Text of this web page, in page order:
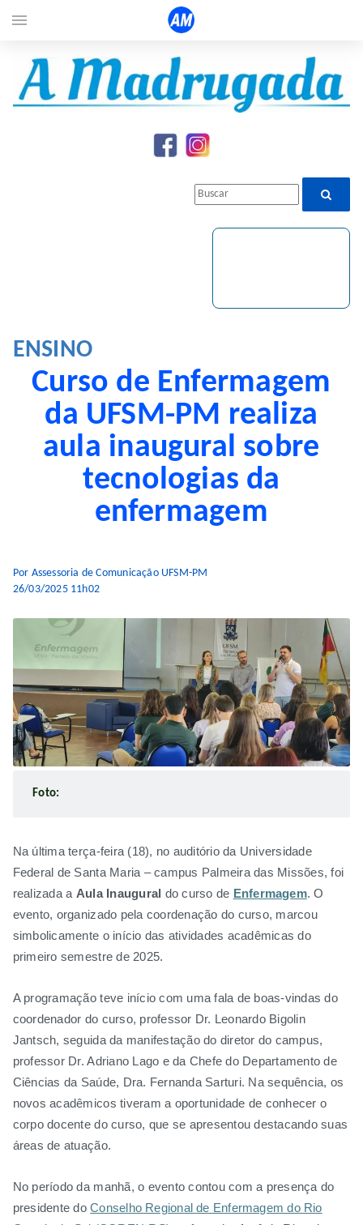
ENSINO
Curso de Enfermagem
da UFSM-PM realiza
aula inaugural sobre
tecnologias da
enfermagem
Por Assessoria de Comunicação UFSM-PM
26/03/2025 11h02
Foto:
Na última terça-feira (18), no auditório da Universidade
Federal de Santa Maria – campus Palmeira das Missões, foi
realizada a Aula Inaugural do curso de Enfermagem. O
evento, organizado pela coordenação do curso, marcou
simbolicamente o início das atividades acadêmicas do
primeiro semestre de 2025.
A programação teve início com uma fala de boas-vindas do
coordenador do curso, professor Dr. Leonardo Bigolin
Jantsch, seguida da manifestação do diretor do campus,
professor Dr. Adriano Lago e da Chefe do Departamento de
Ciências da Saúde, Dra. Fernanda Sarturi. Na sequência, os
novos acadêmicos tiveram a oportunidade de conhecer o
corpo docente do curso, que se apresentou destacando suas
áreas de atuação.
No período da manhã, o evento contou com a presença do
presidente doConselho Regional de Enfermagem do Rio
menu